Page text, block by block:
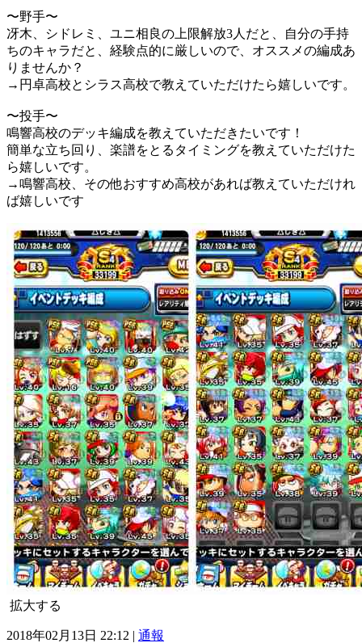
〜野手〜
冴木、シドレミ、ユニ相良の上限解放3人だと、自分の手持
ちのキャラだと、経験点的に厳しいので、オススメの編成あ
りませんか？
→円卓高校とシラス高校で教えていただけたら嬉しいです。
〜投手〜
鳴響高校のデッキ編成を教えていただきたいです！
簡単な立ち回り、楽譜をとるタイミングを教えていただけた
ら嬉しいです。
→鳴響高校、その他おすすめ高校があれば教えていただけれ
ば嬉しいです
拡大する
2018年02月13日 22:12 | 通報